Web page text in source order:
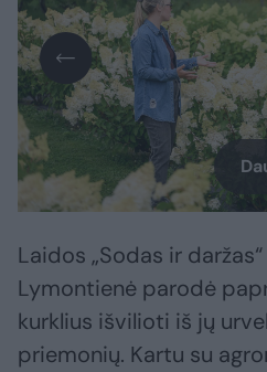
Laidos „Sodas ir
Lymontienė parodė
kurklius išvilioti iš jų
priemonių. Kartu su